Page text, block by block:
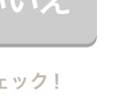
記事全文を見る